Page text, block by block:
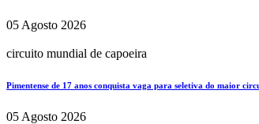
05 Agosto 2026
circuito mundial de capoeira
Pimentense de 17 anos conquista vaga para seletiva do maior
05 Agosto 2026